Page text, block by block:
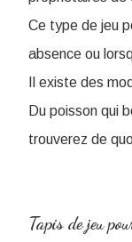
Ce type de jeu
absence ou
Il existe des
Du poisson qui
trouverez de
Tapis de jeu